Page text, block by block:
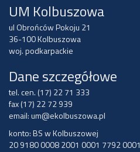
UM Kolbuszowa
ul Obrońców Pokoju 21
36-100 Kolbuszowa
woj. podkarpackie
Dane szczegółowe
tel. cen. (17) 22 71 333
fax (17) 22 72 939
email:um@ekolbuszowa.pl
konto: BS w Kolbuszowej
20 9180 0008 2001 0001 7792 0001